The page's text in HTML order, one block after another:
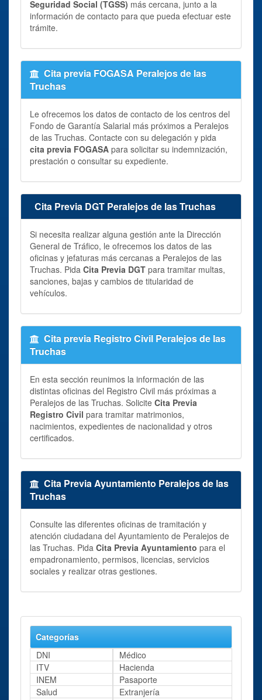
Seguridad Social (TGSS) más cercana, junto a la
información de contacto para que pueda efectuar este
trámite.
Cita previa FOGASA Peralejos de las
Truchas
Le ofrecemos los datos de contacto de los centros del
Fondo de Garantía Salarial más próximos a Peralejos
de las Truchas. Contacte con su delegación y pida
cita previa FOGASA para solicitar su indemnización,
prestación o consultar su expediente.
Cita Previa DGT Peralejos de las Truchas
Si necesita realizar alguna gestión ante la Dirección
General de Tráfico, le ofrecemos los datos de las
oficinas y jefaturas más cercanas a Peralejos de las
Truchas. Pida Cita Previa DGT para tramitar multas,
sanciones, bajas y cambios de titularidad de
vehículos.
Cita previa Registro Civil Peralejos de las
Truchas
En esta sección reunimos la información de las
distintas oficinas del Registro Civil más próximas a
Peralejos de las Truchas. Solicite Cita Previa
Registro Civil para tramitar matrimonios,
nacimientos, expedientes de nacionalidad y otros
certificados.
Cita Previa Ayuntamiento Peralejos de las
Truchas
Consulte las diferentes oficinas de tramitación y
atención ciudadana del Ayuntamiento de Peralejos de
las Truchas. Pida Cita Previa Ayuntamiento para el
empadronamiento, permisos, licencias, servicios
sociales y realizar otras gestiones.
Categorías
DNI
Médico
ITV
Hacienda
INEM
Pasaporte
Salud
Extranjería